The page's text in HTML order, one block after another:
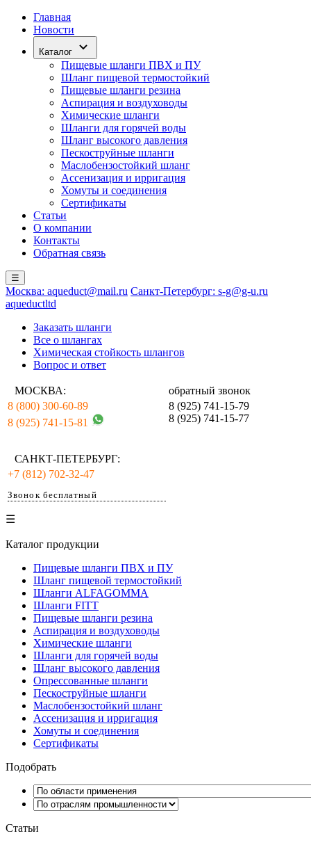
Главная
Новости
Каталог
Пищевые шланги ПВХ и ПУ
Шланг пищевой термостойкий
Пищевые шланги резина
Аспирация и воздуховоды
Химические шланги
Шланги для горячей воды
Шланг высокого давления
Пескоструйные шланги
Маслобензостойкий шланг
Ассенизация и ирригация
Хомуты и соединения
Сертификаты
Статьи
О компании
Контакты
Обратная связь
☰
Москва: aqueduct@mail.ru Санкт-Петербург: s-g@g-u.ru
aqueductltd
Заказать шланги
Все о шлангах
Химическая стойкость шлангов
Вопрос и ответ
МОСКВА:
обратный звонок
8 (800) 300-60-89
8 (925) 741-15-81
8 (925) 741-15-79
8 (925) 741-15-77
САНКТ-ПЕТЕРБУРГ:
+7 (812) 702-32-47
Звонок бесплатный
☰
Каталог продукции
Пищевые шланги ПВХ и ПУ
Шланг пищевой термостойкий
Шланги ALFAGOMMA
Шланги FITT
Пищевые шланги резина
Аспирация и воздуховоды
Химические шланги
Шланги для горячей воды
Шланг высокого давления
Опрессованные шланги
Пескоструйные шланги
Маслобензостойкий шланг
Ассенизация и ирригация
Хомуты и соединения
Сертификаты
Подобрать
Статьи